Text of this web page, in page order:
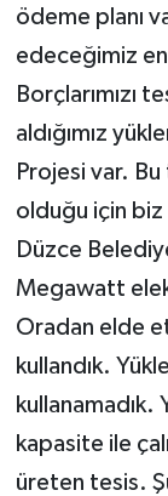
ödeme planı
edeceğimiz
Borçlarımızı
aldığımız
Projesi var.
olduğu için biz
Düzce
Megawatt
Oradan elde
kullandık.
kullanamadık.
kapasite ile
üreten tesis.